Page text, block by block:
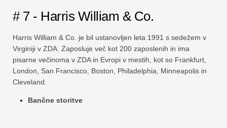
# 7 - Harris William & Co.
Harris William & Co. je bil ustanovljen leta 1991 s sedežem v
Virginiji v ZDA. Zaposluje več kot 200 zaposlenih in ima
pisarne večinoma v ZDA in Evropi v mestih, kot so Frankfurt,
London, San Francisco, Boston, Philadelphia, Minneapolis in
Cleveland.
Bančne storitve